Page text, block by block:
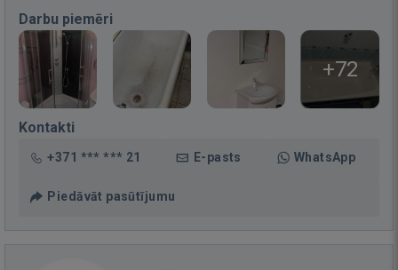
Darbu piemēri
+72
Kontakti
+371 *** *** 21 E-pasts WhatsApp
Piedāvāt pasūtījumu